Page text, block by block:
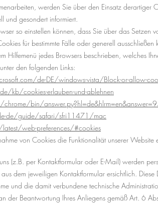
werden Sie über den Einsatz
und gesondert informiert.
so einstellen können, dass Sie über das
für bestimmte Fälle oder generell
Hilfemenü jedes Browsers beschrieben, welches
den folgenden Links:
de-DE/windows-vista/Block-or-allow-
kb/cookies-erlauben-und-ablehnen
bin/
de/guide/safari/sfri11471/mac
web-preferences/#cookies
von Cookies die Funktionalität unserer Website
(z.B. per Kontaktformular oder E-Mail) werden
dem jeweiligen Kontaktformular ersichtlich.
und die damit verbundene technische
der Beantwortung Ihres Anliegens gemäß Art. 6